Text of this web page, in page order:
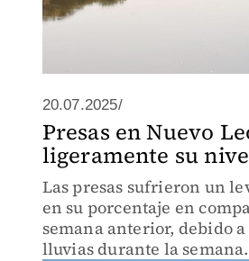
20.07.2025/
Presas en Nuevo
ligeramente su
Las presas sufrieron un
en su porcentaje en
semana anterior, debido a
lluvias durante la semana.